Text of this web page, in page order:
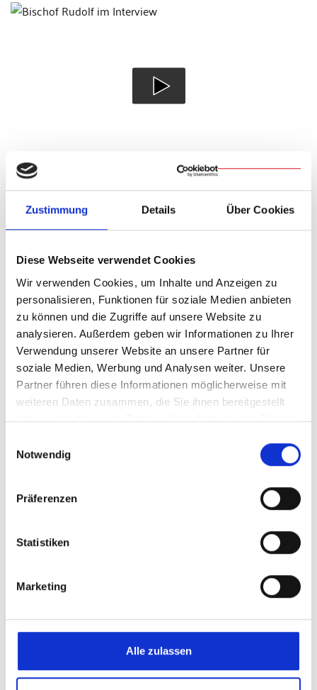
Zustimmung Details Über Cookies
Diese Webseite verwendet Cookies
Wir verwenden Cookies, um Inhalte und Anzeigen zu
personalisieren, Funktionen für soziale Medien anbieten
zu können und die Zugriffe auf unsere Website zu
analysieren. Außerdem geben wir Informationen zu Ihrer
Verwendung unserer Website an unsere Partner für
soziale Medien, Werbung und Analysen weiter. Unsere
Partner führen diese Informationen möglicherweise mit
weiteren Daten zusammen, die Sie ihnen bereitgestellt
haben oder die sie im Rahmen Ihrer Nutzung der Dienste
Notwendig
Präferenzen
Statistiken
Marketing
Alle zulassen
Video, Foto und Text: Christian Beirowski
Weitere Infos
Sehen Sie sich weitere Menschen unserer
Diözese an, die wir Ihnen als Person der Woche
vorgestellt haben.
Lesen Sie auch:
Feierliche Segnung des neuen Instituts für
religiöse Alltagskultur
Ein Blick in die Galluskapelle